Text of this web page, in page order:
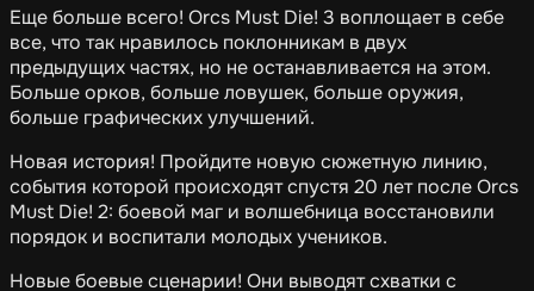
Еще больше всего! Orcs Must Die! 3 воплощает в себе
все, что так нравилось поклонникам в двух
предыдущих частях, но не останавливается на этом.
Больше орков, больше ловушек, больше оружия,
больше графических улучшений.
Новая история! Пройдите новую сюжетную линию,
события которой происходят спустя 20 лет после Orcs
Must Die! 2: боевой маг и волшебница восстановили
порядок и воспитали молодых учеников.
Новые боевые сценарии! Они выводят схватки с